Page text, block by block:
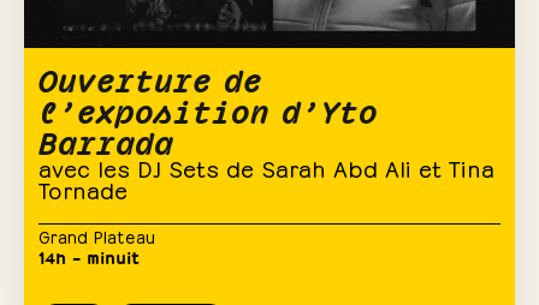
Ouverture de
l’exposition d’Yto
Barrada
avec les DJ Sets de Sarah Abd Ali et Tina
Tornade
Grand Plateau
14h – minuit